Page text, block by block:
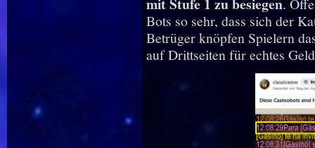
.
Bots so sehr, dass sich der
Betrüger knöpfen Spielern
auf Drittseiten für echtes